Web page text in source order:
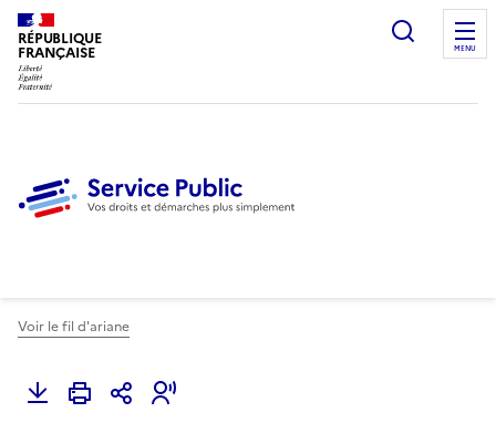
RÉPUBLIQUE
FRANÇAISE
Ouvrir
MENU
Voir le fil d'ariane